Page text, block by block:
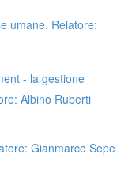
umane. Relatore:
- la gestione
Albino Ruberti
Gianmarco Sepe